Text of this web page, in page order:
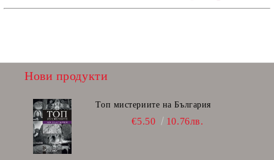
Нови продукти
Топ мистериите на България
€5.50 10.76лв.